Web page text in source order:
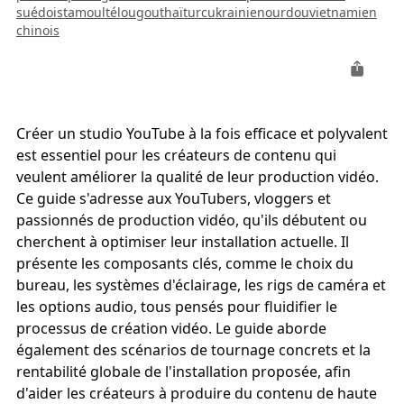
suédoistamoultélougouthaïturcukrainienourdouvietnamien
chinois
Créer un studio YouTube à la fois efficace et polyvalent
est essentiel pour les créateurs de contenu qui
veulent améliorer la qualité de leur production vidéo.
Ce guide s'adresse aux YouTubers, vloggers et
passionnés de production vidéo, qu'ils débutent ou
cherchent à optimiser leur installation actuelle. Il
présente les composants clés, comme le choix du
bureau, les systèmes d'éclairage, les rigs de caméra et
les options audio, tous pensés pour fluidifier le
processus de création vidéo. Le guide aborde
également des scénarios de tournage concrets et la
rentabilité globale de l'installation proposée, afin
d'aider les créateurs à produire du contenu de haute